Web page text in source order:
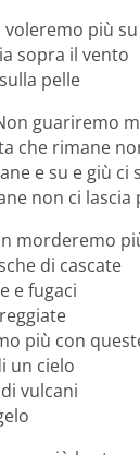
voleremo più
sopra il vento
pelle
guariremo
che rimane
e su e giù ci
non ci lascia
morderemo
di cascate
e fugaci
più con
un cielo
vulcani